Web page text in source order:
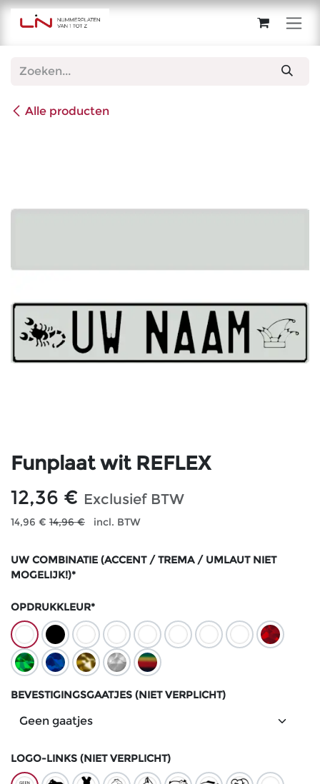
Overslaan naar inhoud
Alle producten
Funplaat wit REFLEX
12,36 € Exclusief BTW
14,96 € 14,96€ incl. BTW
UW COMBINATIE (ACCENT / TREMA / UMLAUT NIET
MOGELIJK!)*
OPDRUKKLEUR*
BEVESTIGINGSGAATJES (NIET VERPLICHT)
LOGO-LINKS (NIET VERPLICHT)